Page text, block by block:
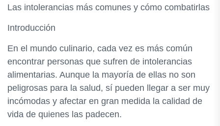
Las intolerancias más comunes y cómo combatirlas
Introducción
En el mundo culinario, cada vez es más común
encontrar personas que sufren de intolerancias
alimentarias. Aunque la mayoría de ellas no son
peligrosas para la salud, sí pueden llegar a ser muy
incómodas y afectar en gran medida la calidad de
vida de quienes las padecen.